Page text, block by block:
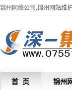
锦州网络公司,锦州网站维
首 页 锦州